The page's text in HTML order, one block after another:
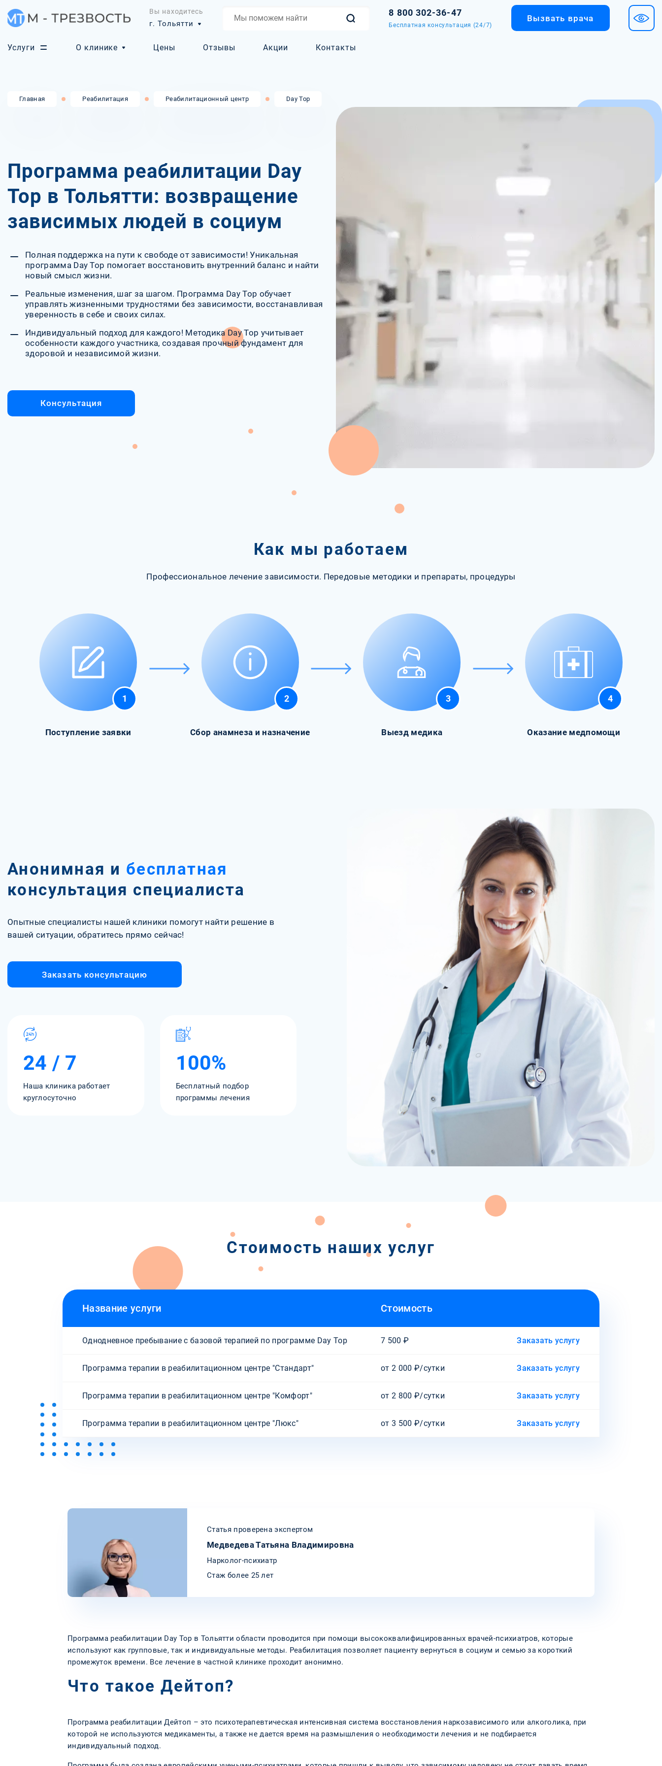
Вы находитесь
г. Тольятти
8 800 302-36-47
Бесплатная консультация (24/7)
Вызвать врача
Услуги О клинике Цены Отзывы Акции Контакты
Главная Реабилитация Реабилитационный центр Day Top
Программа реабилитации Day
Top в Тольятти: возвращение
зависимых людей в социум
Полная поддержка на пути к свободе от зависимости! Уникальная
программа Day Top помогает восстановить внутренний баланс и найти
новый смысл жизни.
Реальные изменения, шаг за шагом. Программа Day Top обучает
управлять жизненными трудностями без зависимости, восстанавливая
уверенность в себе и своих силах.
Индивидуальный подход для каждого! Методика Day Top учитывает
особенности каждого участника, создавая прочный фундамент для
здоровой и независимой жизни.
Консультация
Как мы работаем
Профессиональное лечение зависимости. Передовые методики и препараты, процедуры
1
Поступление заявки
2
Сбор анамнеза и назначение
3
Выезд медика
4
Оказание медпомощи
Анонимная и бесплатная
консультация специалиста
Опытные специалисты нашей клиники помогут найти решение в
вашей ситуации, обратитесь прямо сейчас!
Заказать консультацию
24 / 7
Наша клиника работает
круглосуточно
100%
Бесплатный подбор
программы лечения
Стоимость наших услуг
Название услуги Стоимость
Однодневное пребывание с базовой терапией по программе Day Top 7 500 ₽ Заказать услугу
Программа терапии в реабилитационном центре "Стандарт" от 2 000 ₽/сутки Заказать услугу
Программа терапии в реабилитационном центре "Комфорт" от 2 800 ₽/сутки Заказать услугу
Программа терапии в реабилитационном центре "Люкс" от 3 500 ₽/сутки Заказать услугу
Статья проверена экспертом
Медведева Татьяна Владимировна
Нарколог-психиатр
Стаж более 25 лет
Программа реабилитации Day Top в Тольятти области проводится при помощи высококвалифицированных врачей-психиатров, которые
используют как групповые, так и индивидуальные методы. Реабилитация позволяет пациенту вернуться в социум и семью за короткий
промежуток времени. Все лечение в частной клинике проходит анонимно.
Что такое Дейтоп?
Программа реабилитации Дейтоп – это психотерапевтическая интенсивная система восстановления наркозависимого или алкоголика, при
которой не используются медикаменты, а также не дается время на размышления о необходимости лечения и не подбирается
индивидуальный подход.